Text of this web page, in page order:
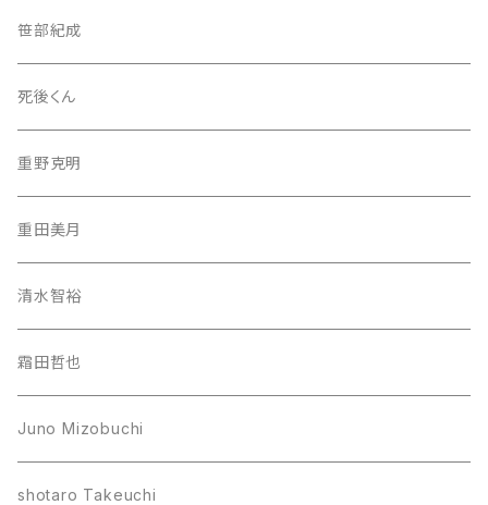
笹部紀成
死後くん
重野克明
重田美月
清水智裕
霜田哲也
Juno Mizobuchi
shotaro Takeuchi